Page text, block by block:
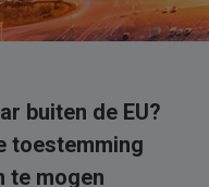
buiten de EU?
toestemming
te mogen